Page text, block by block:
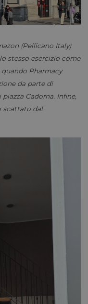
(Pellicano Italy)
stesso esercizio come
quando Pharmacy
da parte di
Cadorna. Infine,
scattato dal